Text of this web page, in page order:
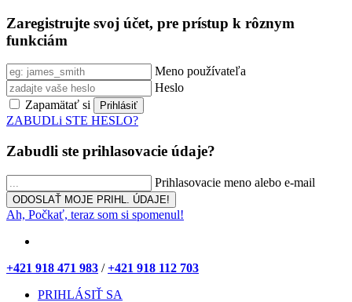
Zaregistrujte svoj účet, pre prístup k rôznym
funkciám
Meno používateľa
Heslo
Zapamätať si
ZABUDLi STE HESLO?
Zabudli ste prihlasovacie údaje?
Prihlasovacie meno alebo e-mail
Ah, Počkať, teraz som si spomenul!
+421 918 471 983 /+421 918 112 703
PRIHLÁSIŤ SA